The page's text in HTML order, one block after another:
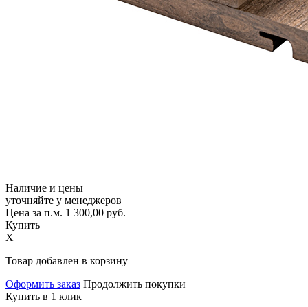
Наличие и цены
уточняйте у менеджеров
Цена за п.м. 1 300,00 руб.
Купить
X
Товар добавлен в корзину
Оформить заказ Продолжить покупки
Купить в 1 клик